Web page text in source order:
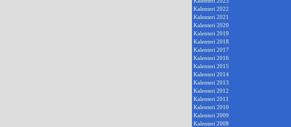
Kalenteri 2022
Kalenteri 2021
Kalenteri 2020
Kalenteri 2019
Kalenteri 2018
Kalenteri 2017
Kalenteri 2016
Kalenteri 2015
Kalenteri 2014
Kalenteri 2013
Kalenteri 2012
Kalenteri 2011
Kalenteri 2010
Kalenteri 2009
Kalenteri 2008